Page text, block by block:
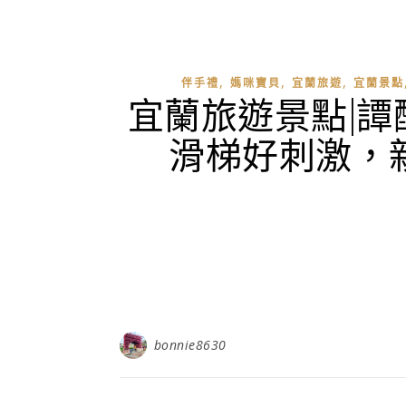
伴手禮, 媽咪寶貝, 宜蘭旅遊, 宜蘭景點
宜蘭旅遊景點|
滑梯好刺激，
bonnie8630